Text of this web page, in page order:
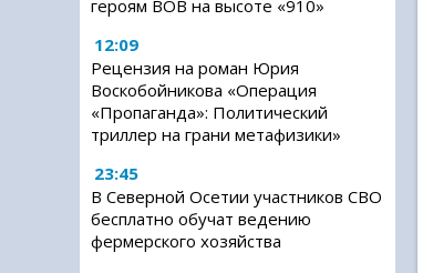
героям ВОВ на высоте «910»
12:09
Рецензия на роман Юрия
Воскобойникова «Операция
«Пропаганда»: Политический
триллер на грани метафизики»
23:45
В Северной Осетии участников СВО
бесплатно обучат ведению
фермерского хозяйства